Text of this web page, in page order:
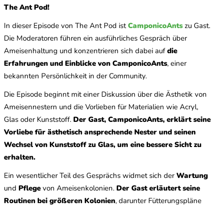
The Ant Pod!
In dieser Episode von The Ant Pod istCamponicoAnts zu Gast.
Die Moderatoren führen ein ausführliches Gespräch über
Ameisenhaltung und konzentrieren sich dabei aufdie
Erfahrungen und Einblicke von CamponicoAnts, einer
bekannten Persönlichkeit in der Community.
Die Episode beginnt mit einer Diskussion über die Ästhetik von
Ameisennestern und die Vorlieben für Materialien wie Acryl,
Glas oder Kunststoff. Der Gast, CamponicoAnts, erklärt seine
Vorliebe für ästhetisch ansprechende Nester und seinen
Wechsel von Kunststoff zu Glas, um eine bessere Sicht zu
erhalten.
Ein wesentlicher Teil des Gesprächs widmet sich derWartung
und Pflege von Ameisenkolonien. Der Gast erläutert seine
Routinen bei größeren Kolonien, darunter Fütterungspläne